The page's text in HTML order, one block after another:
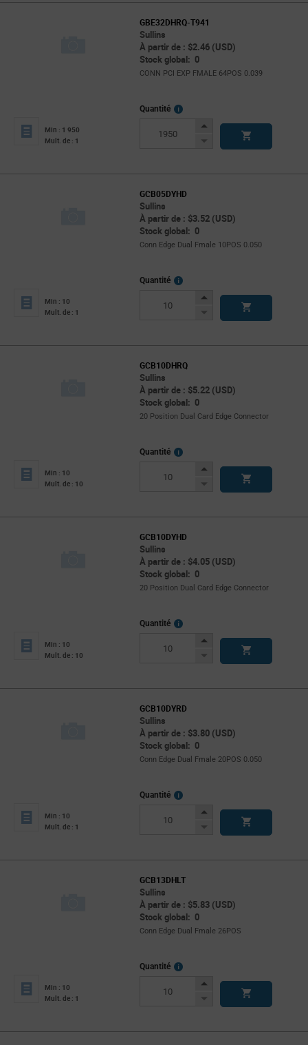
GBE32DHRQ-T941
Sullins
À partir de : $2.46 (USD)
Stock global: 0
CONN PCI EXP FMALE 64POS 0.039
Min : 1 950
Mult. de : 1
Quantité
More
Increase
Decrease
GCB05DYHD
Sullins
À partir de : $3.52 (USD)
Stock global: 0
Conn Edge Dual Fmale 10POS 0.050
Min : 10
Mult. de : 1
Quantité
More
Increase
Decrease
GCB10DHRQ
Sullins
À partir de : $5.22 (USD)
Stock global: 0
20 Position Dual Card Edge Connector
Min : 10
Mult. de : 10
Quantité
More
Increase
Decrease
GCB10DYHD
Sullins
À partir de : $4.05 (USD)
Stock global: 0
20 Position Dual Card Edge Connector
Min : 10
Mult. de : 10
Quantité
More
Increase
Decrease
GCB10DYRD
Sullins
À partir de : $3.80 (USD)
Stock global: 0
Conn Edge Dual Fmale 20POS 0.050
Min : 10
Mult. de : 1
Quantité
More
Increase
Decrease
GCB13DHLT
Sullins
À partir de : $5.83 (USD)
Stock global: 0
Conn Edge Dual Fmale 26POS
Min : 10
Mult. de : 1
Quantité
More
Increase
Decrease